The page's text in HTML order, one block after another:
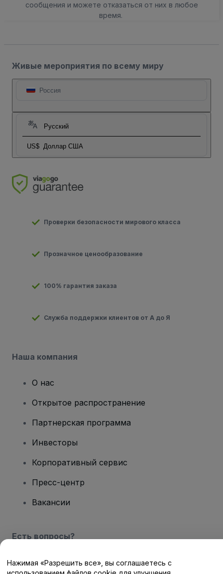
сообщения и можете отказаться от них в любое
время.
Живые мероприятия по всему миру
Россия
Русский
US$ Доллар США
Проверки безопасности мирового класса
Прозначное ценообразование
100% гарантия заказа
Служба поддержки клиентов от А до Я
Наша компания
О нас
Открытое распространение
Партнерская программа
Инвесторы
Корпоративный сервис
Пресс-центр
Вакансии
Есть вопросы?
Центр помощи / Свяжитесь с нами
Нажимая «Разрешить все», вы соглашаетесь с